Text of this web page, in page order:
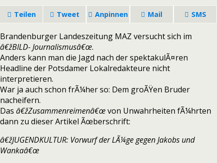
Teilen Tweet Anpinnen Mail SMS
Brandenburger Landeszeitung MAZ versucht sich im
â€žBILD- Journalismusâ€œ.
Anders kann man die Jagd nach der spektakulÃ¤ren
Headline der Potsdamer Lokalredakteure nicht
interpretieren.
War ja auch schon frÃ¼her so: Dem groÃŸen Bruder
nacheifern.
Das â€žZusammenreimenâ€œvon Unwahrheiten fÃ¼hrten
dann zu dieser Artikel Ãœberschrift:
â€žJUGENDKULTUR: Vorwurf der LÃ¼ge gegen Jakobs und
Wankaâ€œ